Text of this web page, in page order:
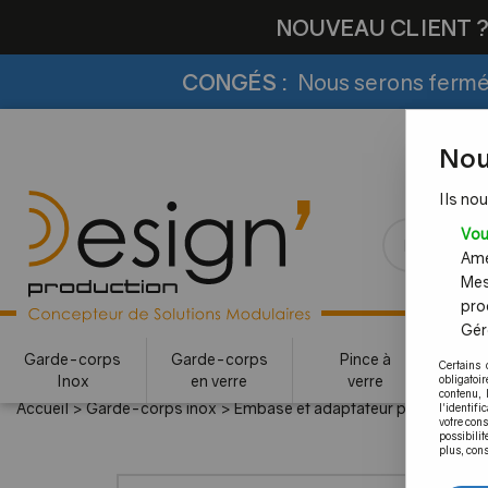
NOUVEAU CLIENT ?
CONGÉS : Nous serons
Garde-corps
Inox
Garde-corps
en verre
Pince à
verre
Accueil>Garde-corps inox>Embase et adaptateur pour main
Ils
Certains
contenu,
votre
plus,